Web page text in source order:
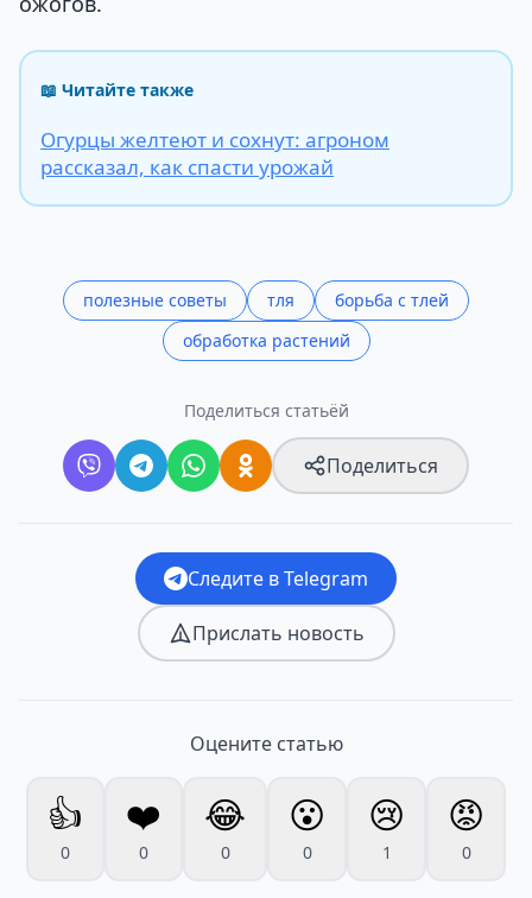
📖 Читайте также
Огурцы желтеют и сохнут: агроном
рассказал, как спасти урожай
полезные советы тля
борьба с тлей
обработка растений
Поделиться статьёй
Поделиться
Следите в Telegram
Прислать новость
Оцените статью
👍
0
❤️
0
😂
0
😮
0
😢
1
😡
0